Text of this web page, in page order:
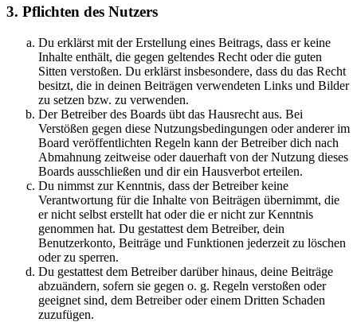
3. Pflichten des Nutzers
Du erklärst mit der Erstellung eines Beitrags, dass er keine
Inhalte enthält, die gegen geltendes Recht oder die guten
Sitten verstoßen. Du erklärst insbesondere, dass du das Recht
besitzt, die in deinen Beiträgen verwendeten Links und Bilder
zu setzen bzw. zu verwenden.
Der Betreiber des Boards übt das Hausrecht aus. Bei
Verstößen gegen diese Nutzungsbedingungen oder anderer im
Board veröffentlichten Regeln kann der Betreiber dich nach
Abmahnung zeitweise oder dauerhaft von der Nutzung dieses
Boards ausschließen und dir ein Hausverbot erteilen.
Du nimmst zur Kenntnis, dass der Betreiber keine
Verantwortung für die Inhalte von Beiträgen übernimmt, die
er nicht selbst erstellt hat oder die er nicht zur Kenntnis
genommen hat. Du gestattest dem Betreiber, dein
Benutzerkonto, Beiträge und Funktionen jederzeit zu löschen
oder zu sperren.
Du gestattest dem Betreiber darüber hinaus, deine Beiträge
abzuändern, sofern sie gegen o. g. Regeln verstoßen oder
geeignet sind, dem Betreiber oder einem Dritten Schaden
zuzufügen.